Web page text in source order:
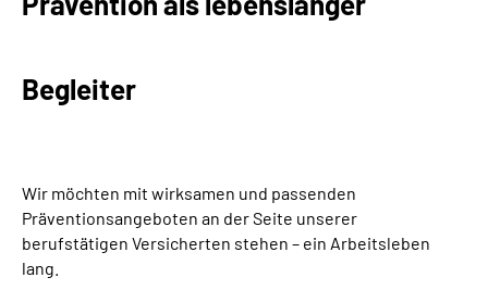
Rente
Über uns & Presse
Online-Services
Begleiter
Wir möchten mit wirksamen und passenden
Präventionsangeboten an der Seite unserer
berufstätigen Versicherten stehen – ein Arbeitsleben
lang.